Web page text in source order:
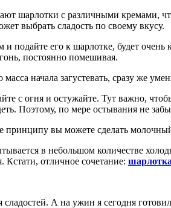
шарлотки с различными кремами,
выбрать сладость по своему вкусу.
и подайте его к шарлотке, будет
постоянно помешивая.
масса начала загустевать, сразу же
с огня и остужайте. Тут важно,
Поэтому, по мере остывания не
принципу вы можете сделать
в небольшом количестве
отличное сочетание: шарлотка
сладостей. А на ужин я сегодня